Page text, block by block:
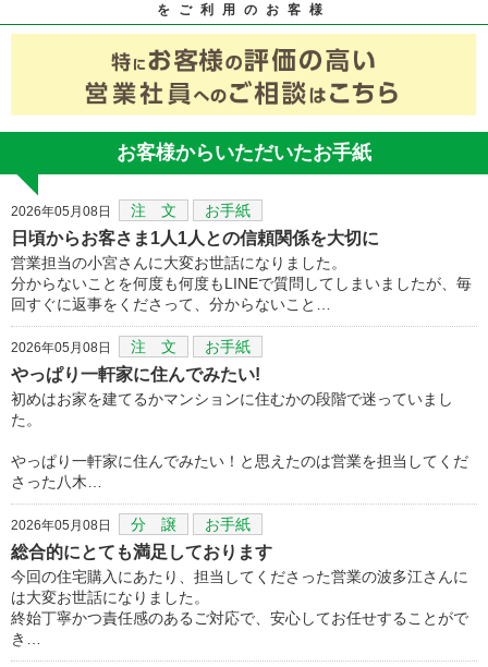
をご利用のお客様
お客様からいただいたお手紙
2026年05月08日 注 文 お手紙
日頃からお客さま1人1人との信頼関係を大切に
営業担当の小宮さんに大変お世話になりました。
分からないことを何度も何度もLINEで質問してしまいましたが、毎
回すぐに返事をくださって、分からないこと…
2026年05月08日 注 文 お手紙
やっぱり一軒家に住んでみたい!
初めはお家を建てるかマンションに住むかの段階で迷っていまし
た。
やっぱり一軒家に住んでみたい！と思えたのは営業を担当してくだ
さった八木…
2026年05月08日 分 譲 お手紙
総合的にとても満足しております
今回の住宅購入にあたり、担当してくださった営業の波多江さんに
は大変お世話になりました。
終始丁寧かつ責任感のあるご対応で、安心してお任せすることがで
き…